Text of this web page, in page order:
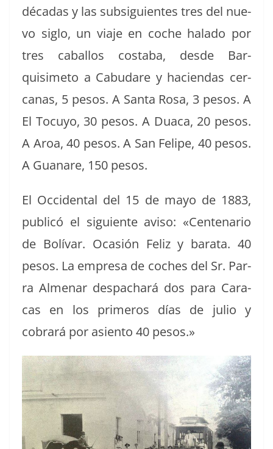
décadas y las sub­sigu­ientes tres del nue­
vo siglo, un via­je en coche hal­a­do por
tres cabal­los costa­ba, des­de Bar­
quisime­to a Cabu­dare y hacien­das cer­
canas, 5 pesos. A San­ta Rosa, 3 pesos. A
El Tocuyo, 30 pesos. A Dua­ca, 20 pesos.
A Aroa, 40 pesos. A San Felipe, 40 pesos.
A Gua­nare, 150 pesos.
El Occi­den­tal del 15 de mayo de 1883,
pub­licó el sigu­iente avi­so: «Cen­te­nario
de Bolí­var. Ocasión Feliz y bara­ta. 40
pesos. La empre­sa de coches del Sr. Par­
ra Alme­nar despachará dos para Cara­
cas en los primeros días de julio y
cobrará por asien­to 40 pesos.»